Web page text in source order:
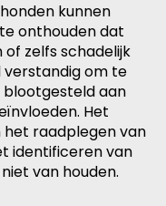
kunnen
onthouden dat
zelfs schadelijk
verstandig om te
aan
Het
raadplegen van
identificeren van
van houden.